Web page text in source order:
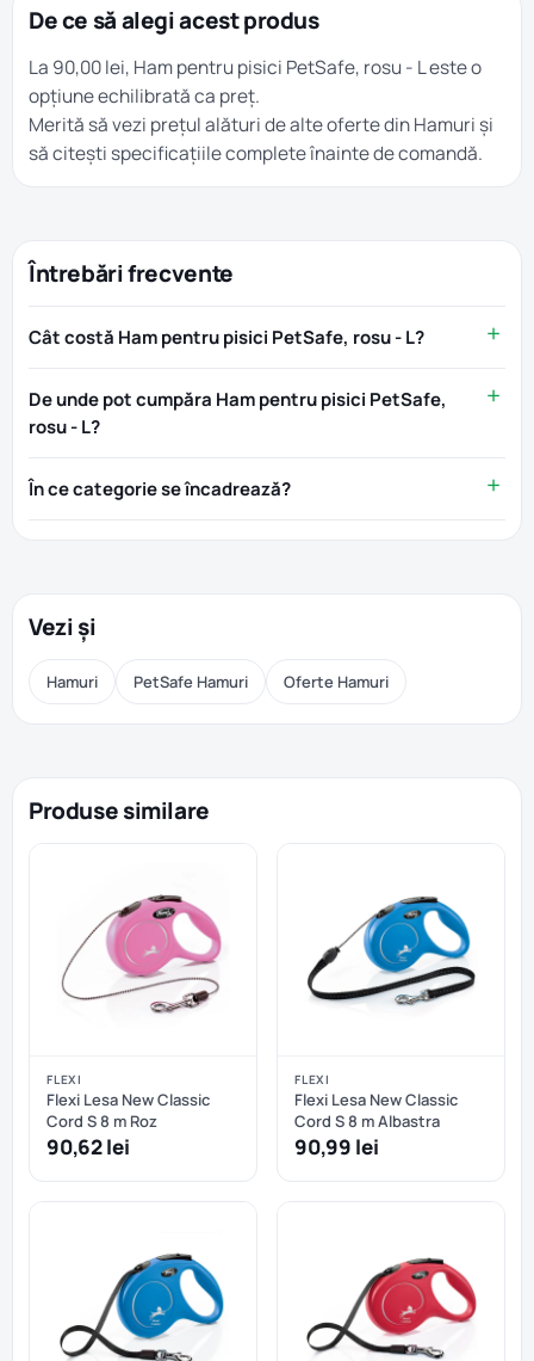
De ce să alegi acest produs
La 90,00 lei, Ham pentru pisici PetSafe, rosu - L este o
opțiune echilibrată ca preț.
Merită să vezi prețul alături de alte oferte dinHamuri și
să citești specificațiile complete înainte de comandă.
Întrebări frecvente
Cât costă Ham pentru pisici PetSafe, rosu - L?
De unde pot cumpăra Ham pentru pisici PetSafe,
rosu - L?
În ce categorie se încadrează?
Vezi și
Hamuri PetSafe Hamuri Oferte Hamuri
Produse similare
FLEXI
Flexi Lesa New Classic
Cord S 8 m Roz
90,62 lei
FLEXI
Flexi Lesa New Classic
Cord S 8 m Albastra
90,99 lei